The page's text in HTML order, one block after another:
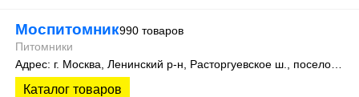
Моспитомник990 товаров
Питомники
Каталог товаров